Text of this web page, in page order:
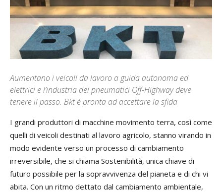
Aumentano i veicoli da lavoro a guida autonoma ed
elettrici e l’industria dei pneumatici Off-Highway deve
tenere il passo. Bkt è pronta ad accettare la sfida
I grandi produttori di macchine movimento terra, così come
quelli di veicoli destinati al lavoro agricolo, stanno virando in
modo evidente verso un processo di cambiamento
irreversibile, che si chiama Sostenibilità, unica chiave di
futuro possibile per la sopravvivenza del pianeta e di chi vi
abita. Con un ritmo dettato dal cambiamento ambientale,